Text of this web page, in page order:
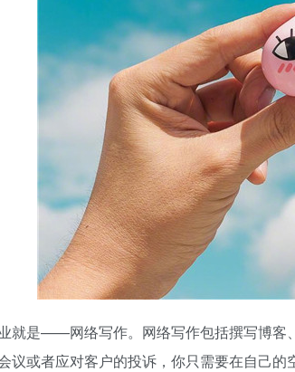
就是——网络写作。网络写作包括撰写博客
议或者应对客户的投诉，你只需要在自己